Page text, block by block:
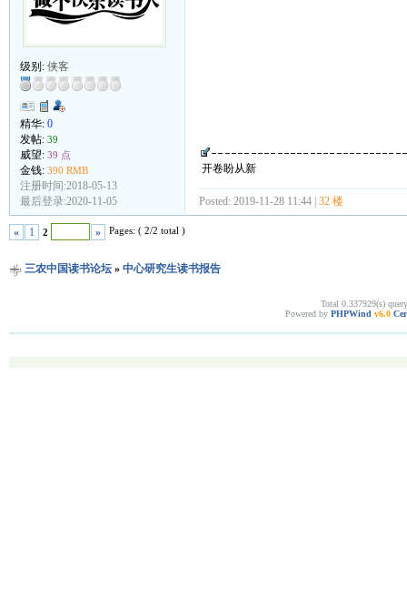
级别: 侠客
精华: 0
发帖: 39
威望: 39 点
金钱: 390 RMB
注册时间:2018-05-13
最后登录:2020-11-05
开卷盼从新
Posted: 2019-11-28 11:44 | 32 楼
« 1 2 » Pages: ( 2/2 total )
三农中国读书论坛» 中心研究生读书报告
Total 0.337929(s)
Powered by PHPWind v6.0